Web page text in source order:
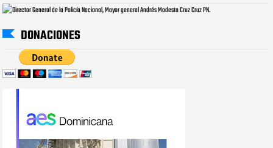
DONACIONES